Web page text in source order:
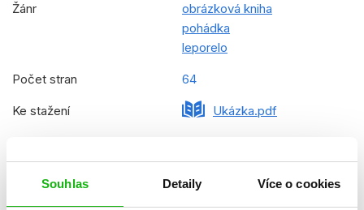
Souhlas Detaily Více o cookies
Žánr
obrázková kniha
pohádka
leporelo
Počet stran 64
Ke stažení Ukázka.pdf
Hmotnost 0,451 kg